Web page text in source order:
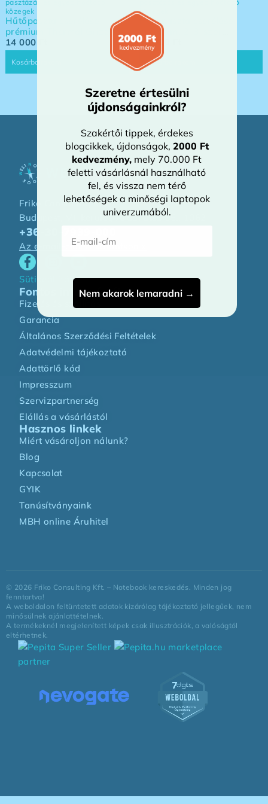
pasztázás és egyéb hőátadó
közegek
Hűtőpaszta cserélése
prémium Thermal Grizzly
Kryonaut hővezető
pasztára
14 000
Kosárba rakom
pasztázás és egyéb hőátadó
közegek
Hűtőpaszta cserélése
prémium, 2-3-szor
tartósabb Honeywell
PTM7950 fázisváltó
thermál padra
16 000
Kosárba rakom
Friko Consulting Kft.
Budapest, VI. kerület, Aradi utca 35., 1062
+36-30-7939-000
Az e-mail-címért kattintson »
Sütibeállítás
Fontos információk
Fizetés és szállítás
Garancia
Általános Szerződési Feltételek
Adatvédelmi tájékoztató
Adattörlő kód
Impresszum
Szervizpartnerség
Elállás a vásárlástól
Hasznos linkek
Miért vásároljon nálunk?
Blog
Kapcsolat
GYIK
Tanúsítványaink
MBH online Áruhitel
© 2026 Friko Consulting Kft. – Notebook kereskedés. Minden jog
fenntartva!
A weboldalon feltüntetett adatok kizárólag tájékoztató jellegűek, nem
minősülnek ajánlattételnek.
A termékeknél megjelenített képek csak illusztrációk, a valóságtól
eltérhetnek.
marketplace
partner
Szeretne értesülni
újdonságainkról?
Szakértői tippek, érdekes
blogcikkek, újdonságok, 2000 Ft
kedvezmény, mely 70.000 Ft
feletti vásárlásnál használható
fel, és vissza nem térő
lehetőségek a minőségi laptopok
univerzumából.
Nem akarok lemaradni →